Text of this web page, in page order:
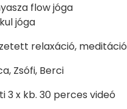
flow jóga
jóga
relaxáció, meditáció
Zsófi, Berci
3 x kb. 30 perces videó